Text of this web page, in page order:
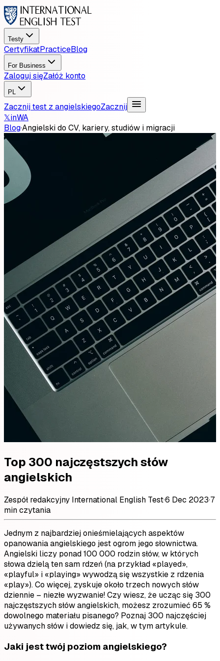
Testy
CertyfikatPracticeBlog
For Business
Zaloguj sięZałóż konto
PL
Zacznij test z angielskiegoZacznij
𝕏inWA
Blog·Angielski do CV, kariery, studiów i migracji
Top 300 najczęstszych słów
angielskich
Zespół redakcyjny International English Test·6 Dec 2023·7
min czytania
Jednym z najbardziej onieśmielających aspektów
opanowania angielskiego jest ogrom jego słownictwa.
Angielski liczy ponad 100 000 rodzin słów, w których
słowa dzielą ten sam rdzeń (na przykład «played»,
«playful» i «playing» wywodzą się wszystkie z rdzenia
«play»). Co więcej, zyskuje około trzech nowych słów
dziennie – niezłe wyzwanie! Czy wiesz, że ucząc się 300
najczęstszych słów angielskich, możesz zrozumieć 65 %
dowolnego materiału pisanego? Poznaj 300 najczęściej
używanych słów i dowiedz się, jak, w tym artykule.
Jaki jest twój poziom angielskiego?